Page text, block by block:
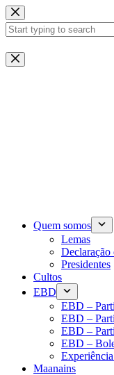
Pular
para
o
Sem
resultados
Quem somos
Lemas
Declaração
Presidentes
Cultos
EBD
EBD –
EBD –
EBD –
EBD –
Maanains